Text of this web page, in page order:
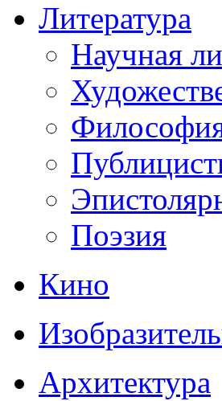
Литература
Научная
Поэзия
Кино
Архитектура